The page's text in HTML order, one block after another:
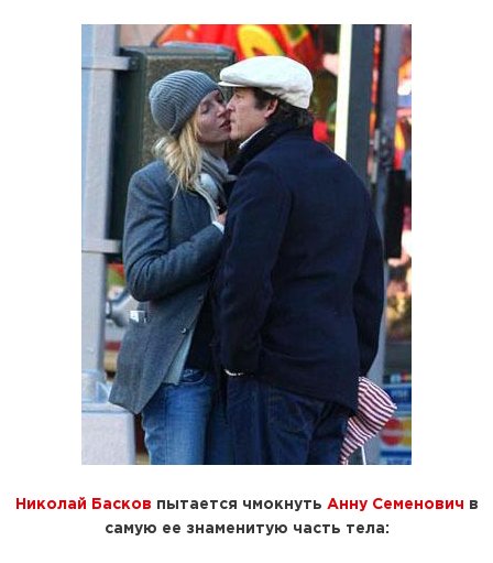
Николай Басков пытается чмокнуть Анну Семенович в
самую ее знаменитую часть тела: